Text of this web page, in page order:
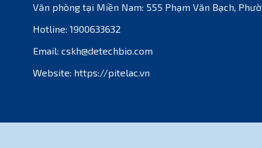
Văn phòng tại Miền Nam: 555 Phạm Văn Bạch,
Hotline: 1900633632
Email: cskh@detechbio.com
Website: https://pitelac.vn